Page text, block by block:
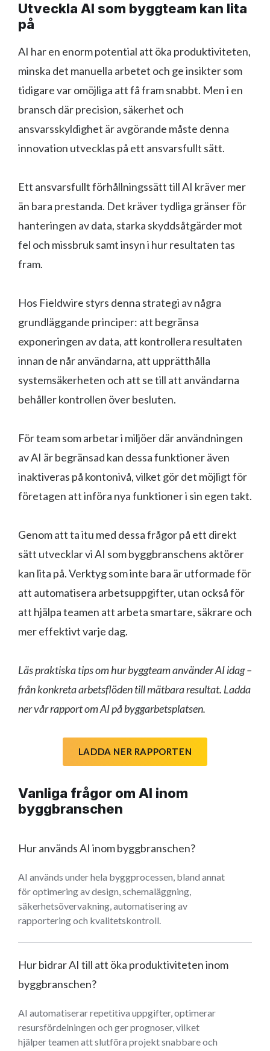
Utveckla AI som byggteam kan lita
på
AI har en enorm potential att öka produktiviteten,
minska det manuella arbetet och ge insikter som
tidigare var omöjliga att få fram snabbt. Men i en
bransch där precision, säkerhet och
ansvarsskyldighet är avgörande måste denna
innovation utvecklas på ett ansvarsfullt sätt.
Ett ansvarsfullt förhållningssätt till AI kräver mer
än bara prestanda. Det kräver tydliga gränser för
hanteringen av data, starka skyddsåtgärder mot
fel och missbruk samt insyn i hur resultaten tas
fram.
Hos Fieldwire styrs denna strategi av några
grundläggande principer: att begränsa
exponeringen av data, att kontrollera resultaten
innan de når användarna, att upprätthålla
systemsäkerheten och att se till att användarna
behåller kontrollen över besluten.
För team som arbetar i miljöer där användningen
av AI är begränsad kan dessa funktioner även
inaktiveras på kontonivå, vilket gör det möjligt för
företagen att införa nya funktioner i sin egen takt.
Genom att ta itu med dessa frågor på ett direkt
sätt utvecklar vi AI som byggbranschens aktörer
kan lita på. Verktyg som inte bara är utformade för
att automatisera arbetsuppgifter, utan också för
att hjälpa teamen att arbeta smartare, säkrare och
mer effektivt varje dag.
Läs praktiska tips om hur byggteam använder AI idag –
från konkreta arbetsflöden till mätbara resultat. Ladda
ner vår rapport om AI på byggarbetsplatsen.
LADDA NER RAPPORTEN
Vanliga frågor om AI inom
byggbranschen
Hur används AI inom byggbranschen?
AI används under hela byggprocessen, bland annat
för optimering av design, schemaläggning,
säkerhetsövervakning, automatisering av
rapportering och kvalitetskontroll.
Hur bidrar AI till att öka produktiviteten inom
byggbranschen?
AI automatiserar repetitiva uppgifter, optimerar
resursfördelningen och ger prognoser, vilket
hjälper teamen att slutföra projekt snabbare och